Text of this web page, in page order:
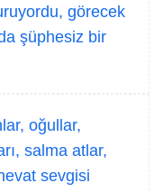
görecek
şüphesiz bir
oğullar,
salma atlar,
sevgisi